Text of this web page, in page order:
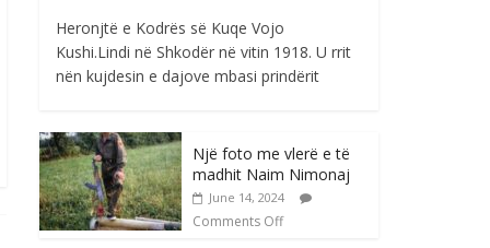
Heronjtë e Kodrës së Kuqe Vojo
Kushi.Lindi në Shkodër në vitin 1918. U rrit
nën kujdesin e dajove mbasi prindërit
Një foto me vlerë e të
madhit Naim Nimonaj
June 14, 2024
Comments Off